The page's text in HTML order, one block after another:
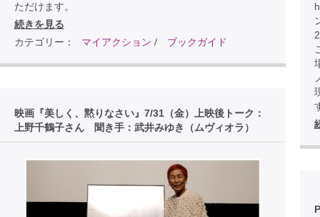
ただけます。
続きを見る
カテゴリー：
マイアクション / ブックガイド
映画『美しく、黙りなさい』7/31（金）上映後トーク：
上野千鶴子さん 聞き手：武井みゆき（ムヴィオラ）